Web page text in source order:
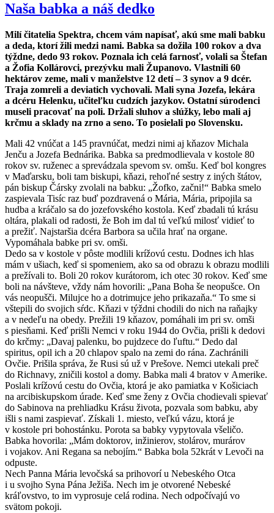
Naša babka a náš dedko
Milí čitatelia Spektra, chcem vám napísať, akú sme mali babku
a deda, ktorí žili medzi nami. Babka sa dožila 100 rokov a dva
týždne, dedo 93 rokov. Poznala ich celá farnosť, volali sa Štefan
a Žofia Kollárovci, prezývku mali Županovo. Vlastnili 60
hektárov zeme, mali v manželstve 12 detí – 3 synov a 9 dcér.
Traja zomreli a deviatich vychovali. Mali syna Jozefa, lekára
a dcéru Helenku, učiteľku cudzích jazykov. Ostatní súrodenci
museli pracovať na poli. Držali sluhov a slúžky, lebo mali aj
krčmu a sklady na zrno a seno. To posielali po Slovensku.
Mali 42 vnúčat a 145 pravnúčat, medzi nimi aj kňazov Michala
Jenču a Jozefa Bednárika. Babka sa predmodlievala v kostole 80
rokov sv. ruženec a sprevádzala spevom sv. omšu. Keď bol kongres
v Maďarsku, boli tam biskupi, kňazi, rehoľné sestry z iných štátov,
pán biskup Čársky zvolali na babku: „Žofko, začni!“ Babka smelo
zaspievala Tisíc raz buď pozdravená o Mária, Mária, pripojila sa
hudba a kráčalo sa do jozefovského kostola. Keď zbadali tú krásu
oltára, plakali od radosti, že Boh im dal tú veľkú milosť vidieť to
a prežiť. Najstaršia dcéra Barbora sa učila hrať na organe.
Vypomáhala babke pri sv. omši.
Dedo sa v kostole v pôste modlili krížovú cestu. Dodnes ich hlas
mám v ušiach, keď si spomeniem, ako sa od obrazu k obrazu modlili
a prežívali to. Boli 20 rokov kurátorom, ich otec 30 rokov. Keď sme
boli na návšteve, vždy nám hovorili: „Pana Boha še neopušce. On
vás neopušči. Milujce ho a dotrimujce jeho prikazaňa.“ To sme si
vštepili do svojich sŕdc. Kňazi v týždni chodili do nich na raňajky
a v nedeľu na obedy. Prežili 19 kňazov, pomáhali im pri sv. omši
s piesňami. Keď prišli Nemci v roku 1944 do Ovčia, prišli k dedovi
do krčmy: „Davaj palenku, bo pujdzece do ľuftu.“ Dedo dal
spiritus, opil ich a 20 chlapov spalo na zemi do rána. Zachránili
Ovčie. Prišila správa, že Rusi sú už v Prešove. Nemci utekali preč
do Richnavy, zničili kostol a domy. Babka mali 4 bratov v Amerike.
Poslali krížovú cestu do Ovčia, ktorá je ako pamiatka v Košiciach
na arcibiskupskom úrade. Keď sme ženy z Ovčia chodievali spievať
do Sabinova na prehliadku Krásu života, pozvala som babku, aby
išli s nami zaspievať. Získali 1. miesto, veľkú vázu, ktorá je
v kostole pri bohostánku. Porota sa babky vypytovala všeličo.
Babka hovorila: „Mám doktorov, inžinierov, stolárov, murárov
i vojakov. Ani Regana sa nebojím.“ Babka bola 52krát v Levoči na
odpuste.
Nech Panna Mária levočská sa prihovorí u Nebeského Otca
i u svojho Syna Pána Ježiša. Nech im je otvorené Nebeské
kráľovstvo, to im vyprosuje celá rodina. Nech odpočívajú vo
svätom pokoji.